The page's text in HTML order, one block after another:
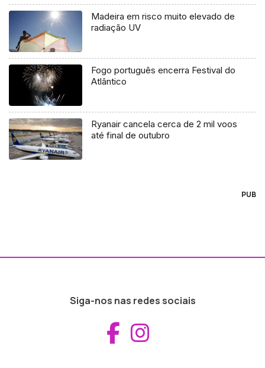
Madeira em risco muito elevado de
radiação UV
Fogo português encerra Festival do
Atlântico
Ryanair cancela cerca de 2 mil voos
até final de outubro
PUB
Siga-nos nas redes sociais
Aceder ao